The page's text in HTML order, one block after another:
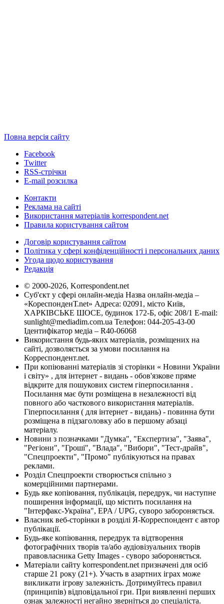
Повна версія сайту
Facebook
Twitter
RSS-стрічки
E-mail розсилка
Контакти
Реклама на сайті
Використання матеріалів korrespondent.net
Правила користування сайтом
Договір користування сайтом
Політика у сфері конфіденційності і персональних даних
Угода щодо користування
Редакція
© 2000-2026, Korrespondent.net
Суб'єкт у сфері онлайн-медіа Назва онлайн-медіа –
«КореспонденТ.net» Адреса: 02091, місто Київ,
ХАРКІВСЬКЕ ШОСЕ, будинок 172-Б, офіс 208/1 E-mail:
sunlight@mediadim.com.ua Телефон: 044-205-43-00
Ідентифікатор медіа – R40-06068
Використання будь-яких матеріалів, розміщених на
сайті, дозволяється за умови посилання на
Корреспондент.net.
При копіюванні матеріалів зі сторінки « Новини України
і світу» , для інтернет - видань - обов'язкове пряме
відкрите для пошукових систем гіперпосилання .
Посилання має бути розміщена в незалежності від
повного або часткового використання матеріалів.
Гіперпосилання ( для інтернет - видань) - повинна бути
розміщена в підзаголовку або в першому абзаці
матеріалу.
Новини з позначками "Думка", "Експертиза", "Заява",
"Регіони", "Гроші", "Влада", "Вибори", "Тест-драйв",
"Спецпроекти", "Промо" публікуються на правах
реклами.
Розділ Спецпроекти створюється спільно з
комерційними партнерами.
Будь яке копіювання, публікація, передрук, чи наступне
поширення інформації, що містить посилання на
"Інтерфакс-Україна", EPA / UPG, суворо забороняється.
Власник веб-сторінки в розділі Я-Корреспондент є автор
публікації.
Будь-яке копіювання, передрук та відтворення
фотографічних творів та/або аудіовізуальних творів
правовласника Getty Images - суворо забороняється.
Матеріали сайту korrespondent.net призначені для осіб
старше 21 року (21+). Участь в азартних іграх може
викликати ігрову залежність. Дотримуйтесь правил
(принципів) відповідальної гри. При виявленні перших
ознак залежності негайно зверніться до спеціаліста.